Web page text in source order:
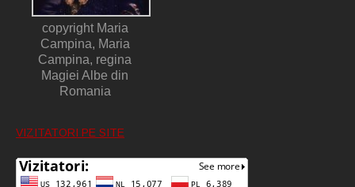
copyright Maria
Campina, Maria
Campina, regina
Magiei Albe din
Romania
VIZITATORI PE SITE